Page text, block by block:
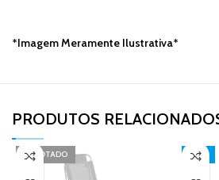
*Imagem Meramente Ilustrativa*
PRODUTOS
ESGOTADO -15%